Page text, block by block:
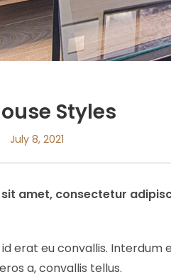
Styles
July 8, 2021
amet, consectetur
id erat eu convallis.
a, convallis tellus.